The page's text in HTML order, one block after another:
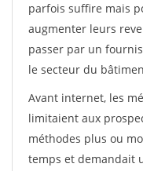
parfois suffire mais
augmenter leurs
passer par un
le secteur du
Avant internet, les
limitaient aux
méthodes plus ou
temps et demandait